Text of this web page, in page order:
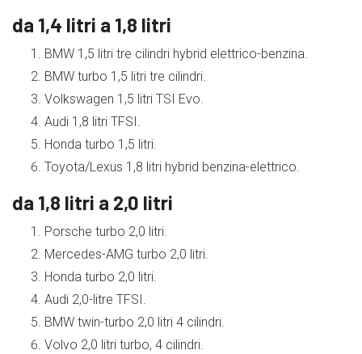
da 1,4 litri a 1,8 litri
BMW 1,5 litri tre cilindri hybrid elettrico-benzina.
BMW turbo 1,5 litri tre cilindri.
Volkswagen 1,5 litri TSI Evo.
Audi 1,8 litri TFSI.
Honda turbo 1,5 litri.
Toyota/Lexus 1,8 litri hybrid benzina-elettrico.
da 1,8 litri a 2,0 litri
Porsche turbo 2,0 litri.
Mercedes-AMG turbo 2,0 litri.
Honda turbo 2,0 litri.
Audi 2,0-litre TFSI.
BMW twin-turbo 2,0 litri 4 cilindri.
Volvo 2,0 litri turbo, 4 cilindri.